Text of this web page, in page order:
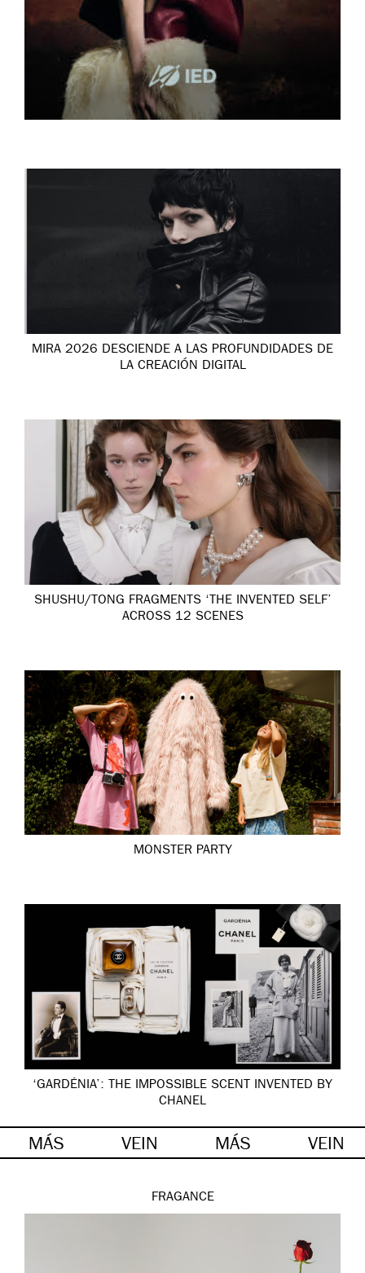
MIRA 2026 DESCIENDE A LAS PROFUNDIDADES DE
LA CREACIÓN DIGITAL
SHUSHU/TONG FRAGMENTS ‘THE INVENTED SELF’
ACROSS 12 SCENES
MONSTER PARTY
‘GARDÉNIA’: THE IMPOSSIBLE SCENT INVENTED BY
CHANEL
MÁS VEIN MÁS VEIN
FRAGANCE